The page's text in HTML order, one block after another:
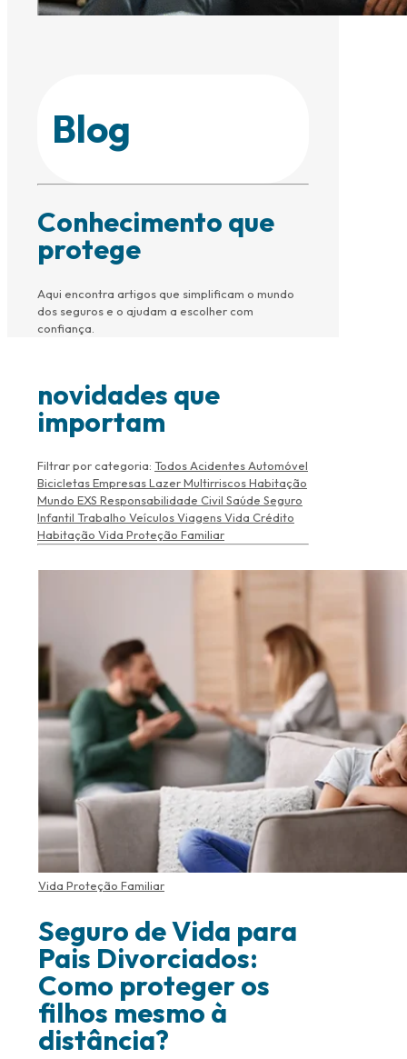
Blog
Conhecimento que
protege
Aqui encontra artigos que simplificam o mundo
dos seguros e o ajudam a escolher com
confiança.
novidades que
importam
Filtrar por categoria: TodosAcidentesAutomóvel
BicicletasEmpresasLazerMultirriscos Habitação
Mundo EXS Responsabilidade Civil Saúde Seguro
Infantil Trabalho VeículosViagensVida Crédito
Habitação Vida Proteção Familiar
Vida Proteção Familiar
Seguro de Vida para
Pais Divorciados:
Como proteger os
filhos mesmo à
distância?